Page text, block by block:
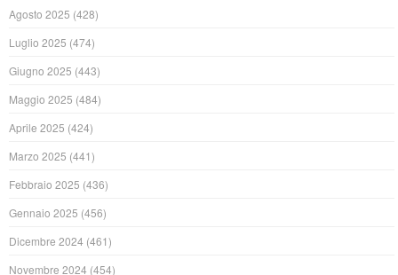
Agosto 2025 (428)
Luglio 2025 (474)
Giugno 2025 (443)
Maggio 2025 (484)
Aprile 2025 (424)
Marzo 2025 (441)
Febbraio 2025 (436)
Gennaio 2025 (456)
Dicembre 2024 (461)
Novembre 2024 (454)